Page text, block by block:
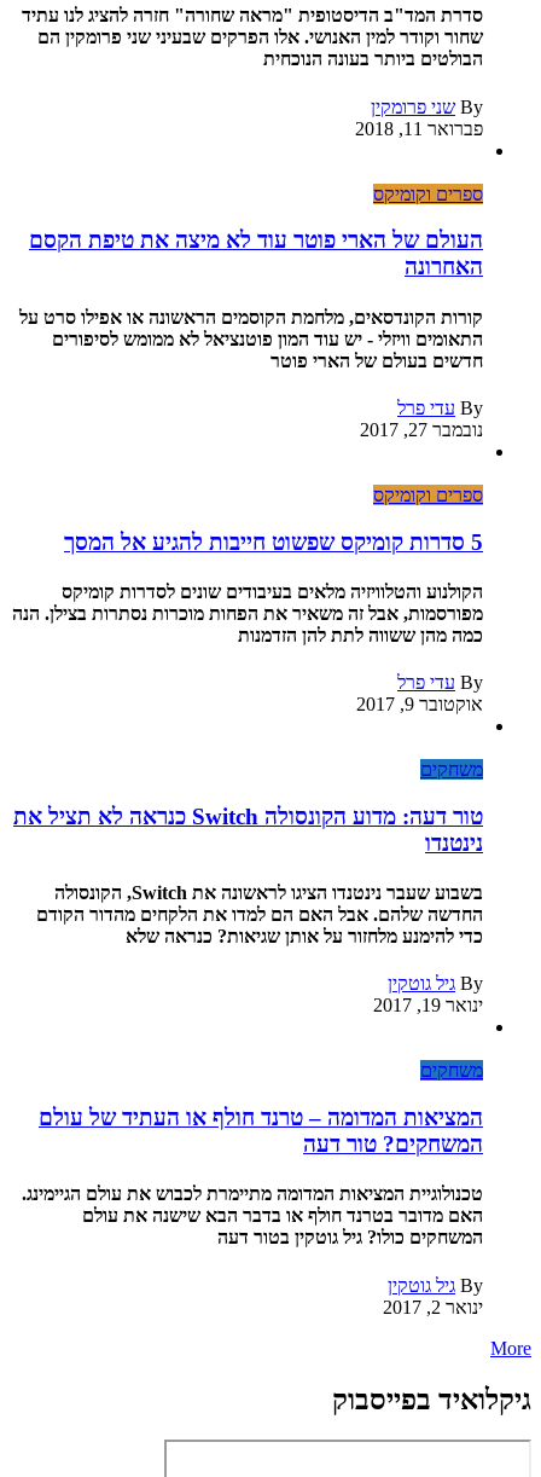
סדרת המד"ב הדיסטופית "מראה שחורה" חזרה להציג לנו עתיד
שחור וקודר למין האנושי. אלו הפרקים שבעיני שני פרומקין הם
הבולטים ביותר בעונה הנוכחית
By שני פרומקין
פברואר 11, 2018
ספרים וקומיקס
העולם של הארי פוטר עוד לא מיצה את טיפת הקסם
האחרונה
קורות הקונדסאים, מלחמת הקוסמים הראשונה או אפילו סרט על
התאומים וויזלי - יש עוד המון פוטנציאל לא ממומש לסיפורים
חדשים בעולם של הארי פוטר
By עדי פרל
נובמבר 27, 2017
ספרים וקומיקס
5 סדרות קומיקס שפשוט חייבות להגיע אל המסך
הקולנוע והטלוויזיה מלאים בעיבודים שונים לסדרות קומיקס
מפורסמות, אבל זה משאיר את הפחות מוכרות נסתרות בצילן. הנה
כמה מהן ששווה לתת להן הזדמנות
By עדי פרל
אוקטובר 9, 2017
משחקים
טור דעה: מדוע הקונסולה Switch כנראה לא תציל את
נינטנדו
בשבוע שעבר נינטנדו הציגו לראשונה את Switch, הקונסולה
החדשה שלהם. אבל האם הם למדו את הלקחים מהדור הקודם
כדי להימנע מלחזור על אותן שגיאות? כנראה שלא
By גיל גוטקין
ינואר 19, 2017
משחקים
המציאות המדומה – טרנד חולף או העתיד של עולם
המשחקים? טור דעה
טכנולוגיית המציאות המדומה מתיימרת לכבוש את עולם הגיימינג.
האם מדובר בטרנד חולף או בדבר הבא שישנה את עולם
המשחקים כולו? גיל גוטקין בטור דעה
By גיל גוטקין
ינואר 2, 2017
More
גיקלואיד בפייסבוק